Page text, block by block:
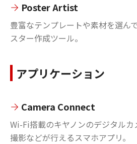
Poster Artist
豊富なテンプレートや素材を選ん
スター作成ツール。
アプリケーション
Camera Connect
Wi-Fi搭載のキヤノンのデジタル
撮影などが行えるスマホアプリ。